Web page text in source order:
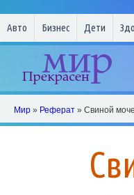
Авто Бизнес Дети
Мир » Реферат » Свиной